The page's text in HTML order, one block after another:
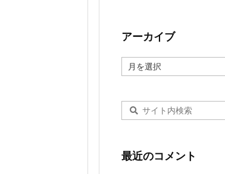
アーカイブ
ー
最近のコメント